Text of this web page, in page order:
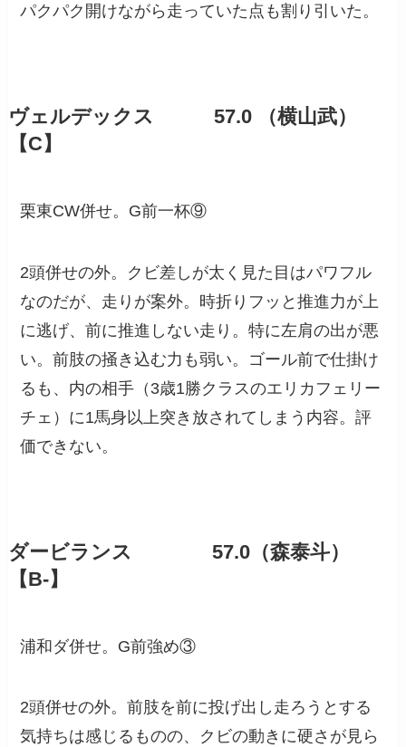
パクパク開けながら走っていた点も割り引いた。
ヴェルデックス 57.0 （横山武）
【C】
栗東CW併せ。G前一杯⑨
2頭併せの外。クビ差しが太く見た目はパワフル
なのだが、走りが案外。時折りフッと推進力が上
に逃げ、前に推進しない走り。特に左肩の出が悪
い。前肢の掻き込む力も弱い。ゴール前で仕掛け
るも、内の相手（3歳1勝クラスのエリカフェリー
チェ）に1馬身以上突き放されてしまう内容。評
価できない。
ダービランス 57.0（森泰斗）
【B-】
浦和ダ併せ。G前強め③
2頭併せの外。前肢を前に投げ出し走ろうとする
気持ちは感じるものの、クビの動きに硬さが見ら